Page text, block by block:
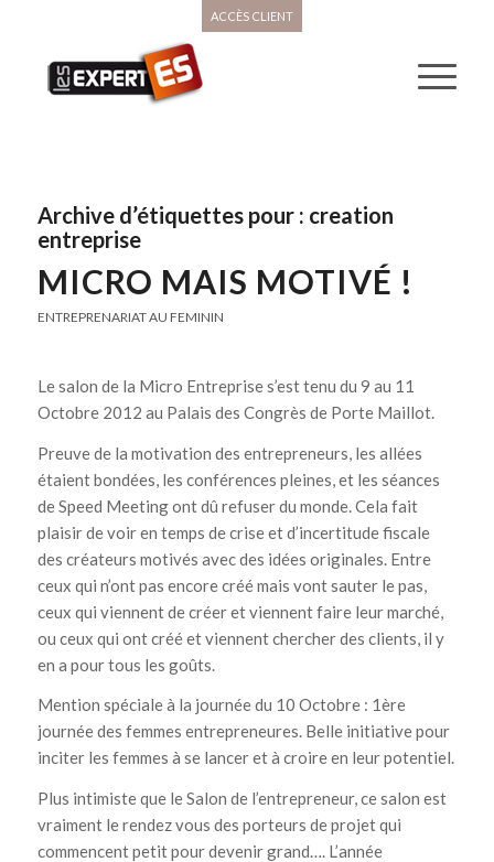
ACCÈS CLIENT
Archive d’étiquettes pour : creation
entreprise
MICRO MAIS MOTIVÉ !
ENTREPRENARIAT AU FEMININ
Le salon de la Micro Entreprise s’est tenu du 9 au 11
Octobre 2012 au Palais des Congrès de Porte Maillot.
Preuve de la motivation des entrepreneurs, les allées
étaient bondées, les conférences pleines, et les séances
de Speed Meeting ont dû refuser du monde. Cela fait
plaisir de voir en temps de crise et d’incertitude fiscale
des créateurs motivés avec des idées originales. Entre
ceux qui n’ont pas encore créé mais vont sauter le pas,
ceux qui viennent de créer et viennent faire leur marché,
ou ceux qui ont créé et viennent chercher des clients, il y
en a pour tous les goûts.
Mention spéciale à la journée du 10 Octobre : 1ère
journée des femmes entrepreneures. Belle initiative pour
inciter les femmes à se lancer et à croire en leur potentiel.
Plus intimiste que le Salon de l’entrepreneur, ce salon est
vraiment le rendez vous des porteurs de projet qui
commencent petit pour devenir grand…. L’année